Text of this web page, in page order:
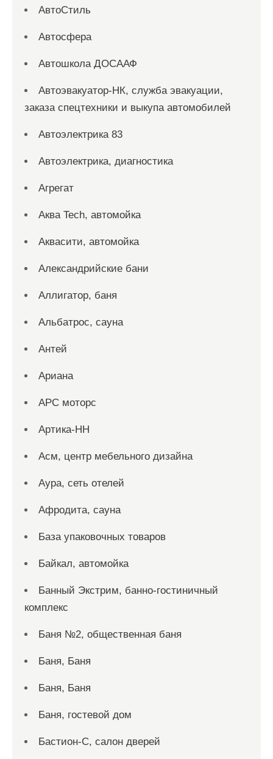
АвтоСтиль
Автосфера
Автошкола ДОСААФ
Автоэвакуатор-НК, служба эвакуации,
заказа спецтехники и выкупа автомобилей
Автоэлектрика 83
Автоэлектрика, диагностика
Агрегат
Аква Tech, автомойка
Аквасити, автомойка
Александрийские бани
Аллигатор, баня
Альбатрос, сауна
Антей
Ариана
АРС моторс
Артика-НН
Асм, центр мебельного дизайна
Аура, сеть отелей
Афродита, сауна
База упаковочных товаров
Байкал, автомойка
Банный Экстрим, банно-гостиничный
комплекс
Баня №2, общественная баня
Баня, Баня
Баня, Баня
Баня, гостевой дом
Бастион-С, салон дверей